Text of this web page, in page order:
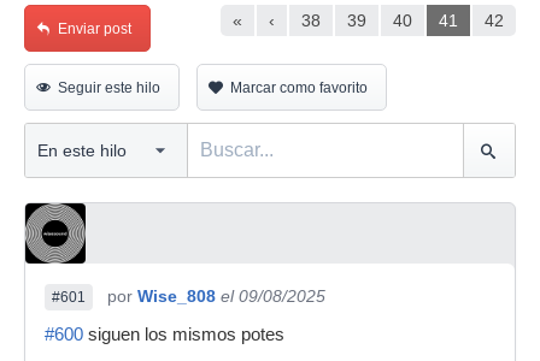
« ‹ 38 39 40 41 42
Enviar post
Seguir este hilo Marcar como favorito
#601 por Wise_808 el 09/08/2025
#600 siguen los mismos potes